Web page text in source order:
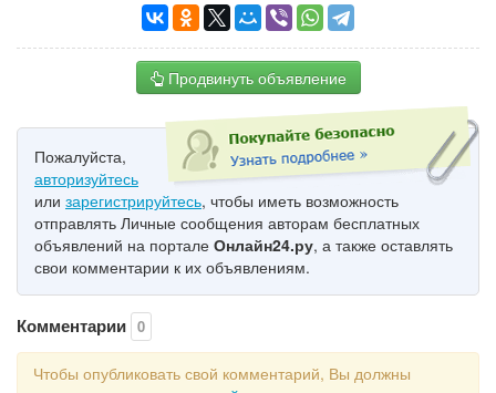
Продвинуть объявление
Пожалуйста,
авторизуйтесь
или зарегистрируйтесь, чтобы иметь возможность
отправлять Личные сообщения авторам бесплатных
объявлений на портале Онлайн24.ру, а также оставлять
свои комментарии к их объявлениям.
Комментарии 0
Чтобы опубликовать свой комментарий, Вы должны